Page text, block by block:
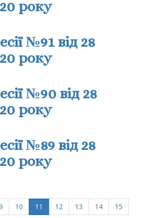
року
№91 від 28
року
№90 від 28
року
№89 від 28
року
10 11 (current)
12 13 14
15